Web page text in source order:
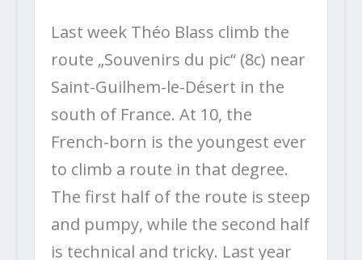
Last week Théo Blass climb the
route „Souvenirs du pic“ (8c) near
Saint-Guilhem-le-Désert in the
south of France. At 10, the
French-born is the youngest ever
to climb a route in that degree.
The first half of the route is steep
and pumpy, while the second half
is technical and tricky. Last year